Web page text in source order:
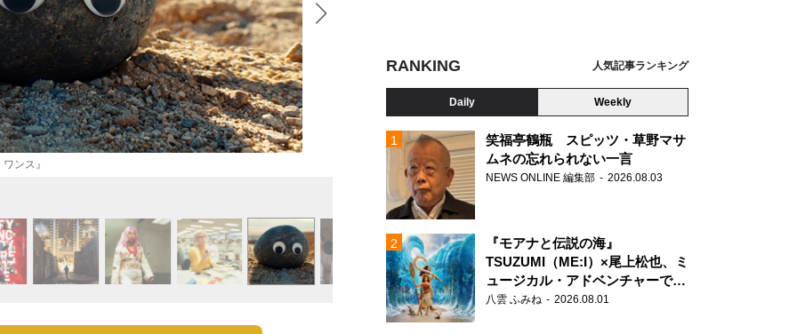
ンス』
RANKING 人気記事ランキング
Daily Weekly
笑福亭鶴瓶 スピッツ・草野マサ
ムネの忘れられない一言
NEWS ONLINE 編集部 2026.08.03
『モアナと伝説の海』
TSUZUMI（ME:I）×尾上松也、ミ
ュージカル・アドベンチャーで美
声を響かせる
八雲 ふみね 2026.08.01